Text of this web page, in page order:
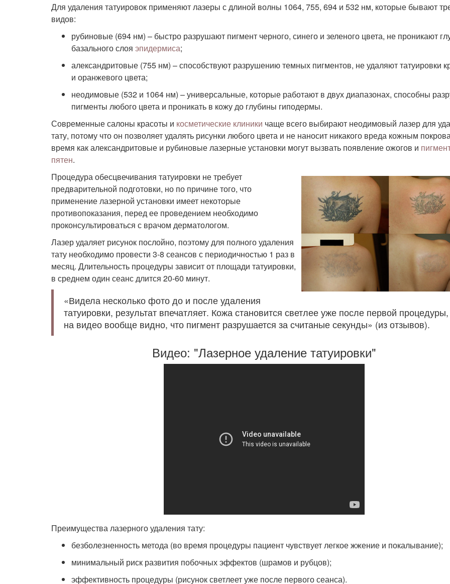
Для удаления татуировок применяют лазеры с длиной волны 1064, 755, 694 и 532 нм, которые бывают
видов:
рубиновые (694 нм) – быстро разрушают пигмент черного, синего и зеленого цвета, не проникают
базального слоя эпидермиса;
александритовые (755 нм) – способствуют разрушению темных пигментов, не удаляют татуировки
и оранжевого цвета;
неодимовые (532 и 1064 нм) – универсальные, которые работают в двух диапазонах, способны
пигменты любого цвета и проникать в кожу до глубины гиподермы.
Современные салоны красоты и косметические клиники чаще всего выбирают неодимовый лазер для
тату, потому что он позволяет удалять рисунки любого цвета и не наносит никакого вреда кожным
время как александритовые и рубиновые лазерные установки могут вызвать появление ожогов и
пятен.
Процедура обесцвечивания татуировки не требует
предварительной подготовки, но по причине того, что
применение лазерной установки имеет некоторые
противопоказания, перед ее проведением необходимо
проконсультироваться с врачом дерматологом.
Лазер удаляет рисунок послойно, поэтому для полного удаления
тату необходимо провести 3-8 сеансов с периодичностью 1 раз в
месяц. Длительность процедуры зависит от площади татуировки,
в среднем один сеанс длится 20-60 минут.
«Видела несколько фото до и после удаления
татуировки, результат впечатляет. Кожа становится светлее уже после первой
на видео вообще видно, что пигмент разрушается за считаные секунды» (из отзывов).
Видео: "Лазерное удаление татуировки"
Преимущества лазерного удаления тату:
безболезненность метода (во время процедуры пациент чувствует легкое жжение и покалывание);
минимальный риск развития побочных эффектов (шрамов и рубцов);
эффективность процедуры (рисунок светлеет уже после первого сеанса).